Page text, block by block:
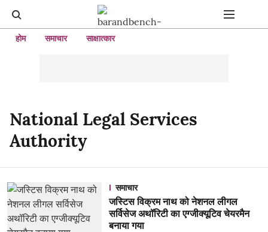
होम समाचार साक्षात्कार
National Legal Services
Authority
समाचार
जस्टिस विक्रम नाथ को नेशनल लीगल
सर्विसेज अथॉरिटी का एग्जीक्यूटिव चेयरमैन
बनाया गया